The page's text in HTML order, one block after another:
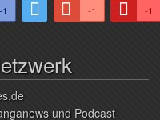
-1 -1 -1
und Podcast